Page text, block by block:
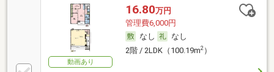
動画あり
16.80万円
管理費6,000円
なし
なし
2階 / 2LDK（100.19m2）